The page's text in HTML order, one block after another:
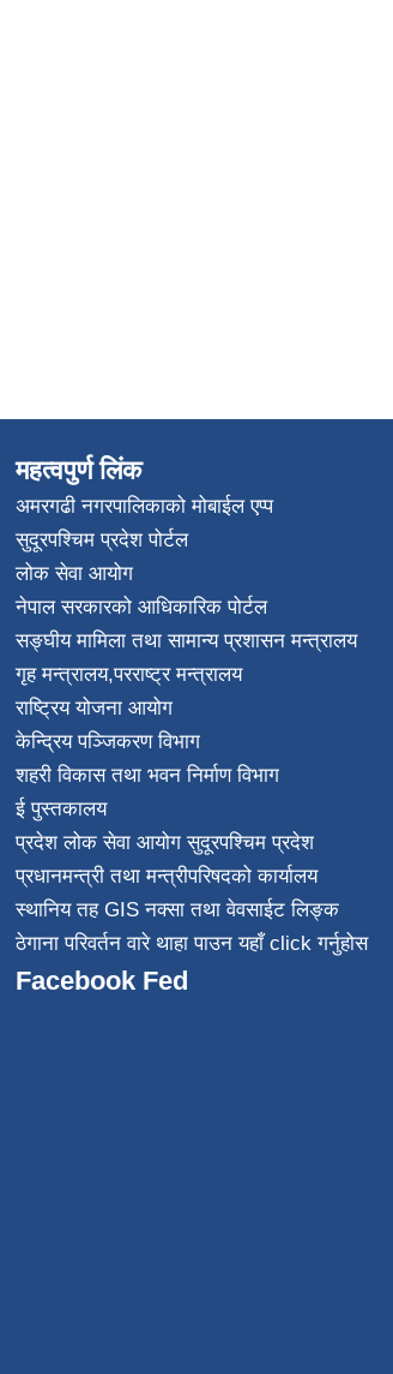
महत्वपुर्ण लिंक
अमरगढी नगरपालिकाको मोबाईल एप्प
सुदूरपश्चिम प्रदेश पोर्टल
लोक सेवा आयोग
नेपाल सरकारको आधिकारिक पोर्टल
सङ्घीय मामिला तथा सामान्य प्रशासन मन्त्रालय
गृह मन्त्रालय,परराष्ट्र मन्त्रालय
राष्ट्रिय योजना आयोग
केन्द्रिय पञ्जिकरण विभाग
शहरी विकास तथा भवन निर्माण विभाग
ई पुस्तकालय
प्रदेश लोक सेवा आयोग सुदूरपश्चिम प्रदेश
प्रधानमन्त्री तथा मन्त्रीपरिषदको कार्यालय
स्थानिय तह GIS नक्सा तथा वेवसाईट लिङ्क
ठेगाना परिवर्तन वारे थाहा पाउन यहाँ click गर्नुहोस
Facebook Fed